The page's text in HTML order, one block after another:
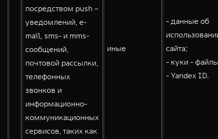
посредством push –
уведомлений, e-
mail, sms- и mms-
сообщений,
почтовой рассылки,
телефонных
звонков и
информационно-
коммуникационных
сервисов, таких как
иные
- данные об
сайта;
- куки -
- Yandex ID.